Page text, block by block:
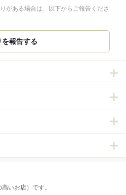
がある場合は、以下からご報告くださ
を報告する
いお店）です。